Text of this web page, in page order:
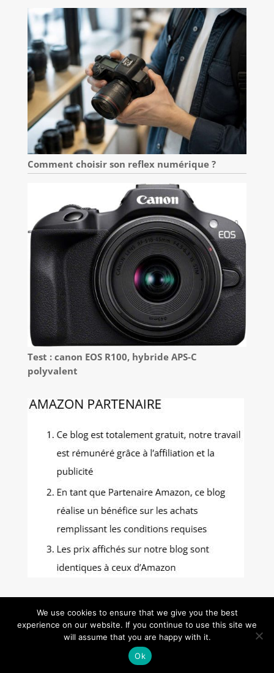
Comment choisir son reflex numérique ?
Test : canon EOS R100, hybride APS-C
polyvalent
Gastronomie Photos - Tous droits réservés -
Mentions Légales -Politique de confidentialité
Contact
We use cookies to ensure that we give you the best
experience on our website. If you continue to use this site we
will assume that you are happy with it.
Ok